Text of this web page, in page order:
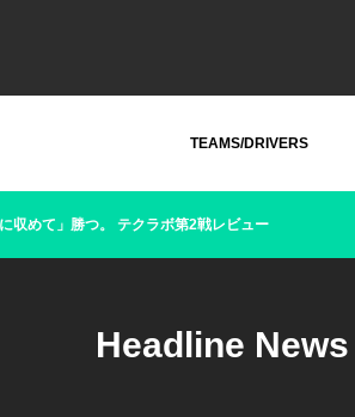
TEAMS/DRIVERS
収めて」勝つ。 テクラボ第2戦レビュー
Headline News